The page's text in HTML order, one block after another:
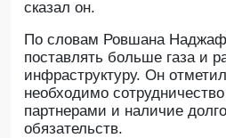
сказал он.
По словам Ровшана
поставлять больше газа и
инфраструктуру. Он
необходимо
партнерами и наличие
обязательств.